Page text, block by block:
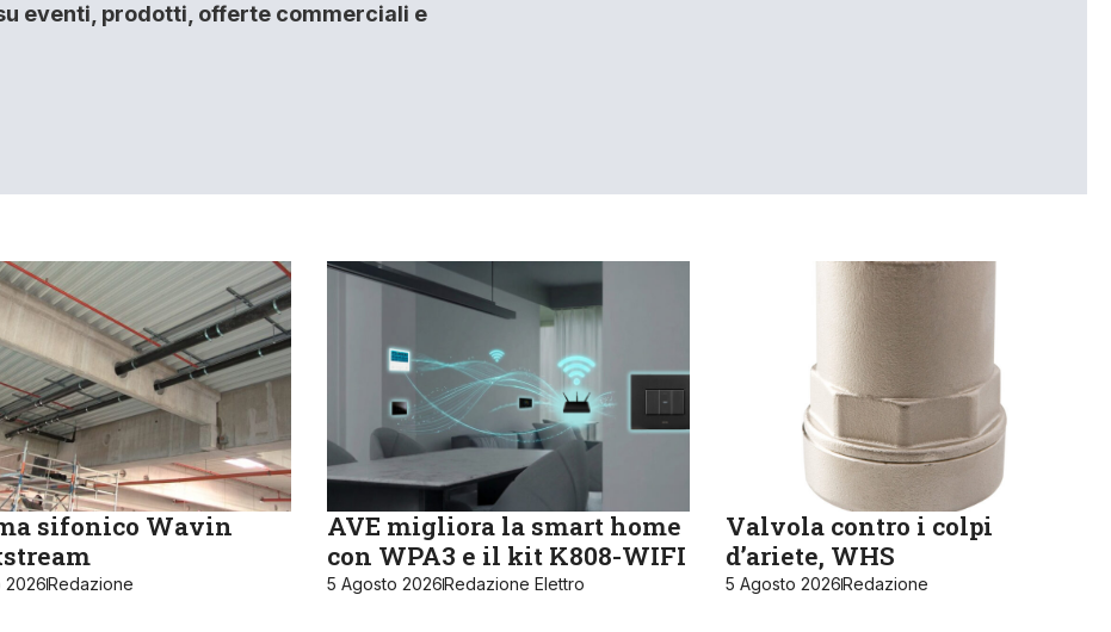
eventi, prodotti, offerte commerciali e
sifonico Wavin
2026Redazione
AVE migliora la smart home
con WPA3 e il kit K808-WIFI
5 Agosto 2026Redazione Elettro
Valvola contro i colpi
d’ariete, WHS
5 Agosto 2026Redazione